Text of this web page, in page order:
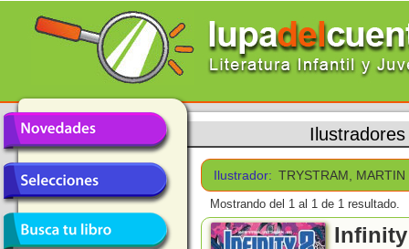
Ilustradores
Ilustrador: TRYSTRAM, MARTIN
Mostrando del 1 al 1 de 1 resultado.